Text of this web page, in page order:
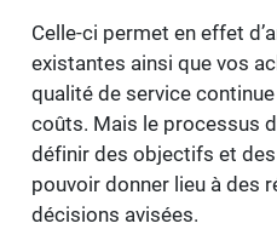
Celle-ci permet en effet
existantes ainsi que vos
qualité de service
coûts. Mais le processus
définir des objectifs et
pouvoir donner lieu à des
décisions avisées.